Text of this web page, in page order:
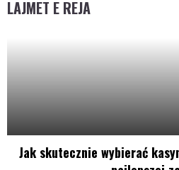
LAJMET E REJA
Jak skutecznie wybierać